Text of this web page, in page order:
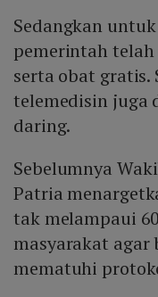
Sedangkan
pemerintah
serta obat gratis.
telemedisin juga
daring.
Sebelumnya
Patria
tak melampaui
masyarakat agar
mematuhi